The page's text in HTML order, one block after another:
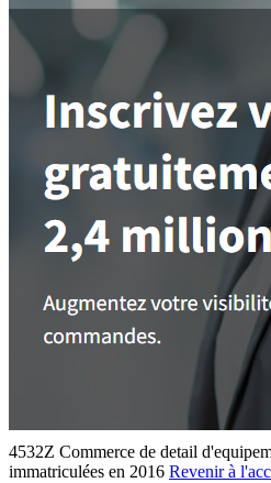
4532Z Commerce de detail
immatriculées en 2016 Revenir à